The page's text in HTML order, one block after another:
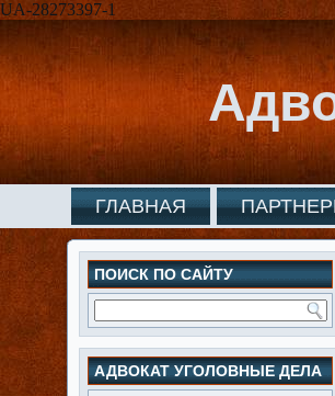
UA-28273397-1
ГЛАВНАЯ
ПОИСК ПО САЙТУ
АДВОКАТ УГОЛОВНЫЕ ДЕЛА